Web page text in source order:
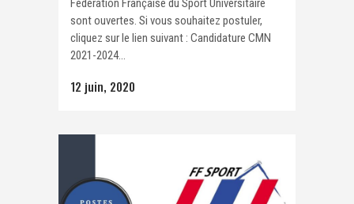
Fédération Française du Sport Universitaire
sont ouvertes. Si vous souhaitez postuler,
cliquez sur le lien suivant : Candidature CMN
2021-2024...
12 juin, 2020